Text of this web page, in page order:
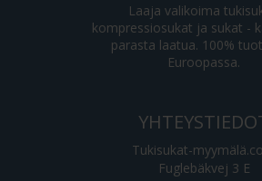
Laaja valikoima
kompressiosukat ja sukat -
parasta laatua. 100%
Euroopassa.
Tukisukat-
Fuglebäkvej 3 E